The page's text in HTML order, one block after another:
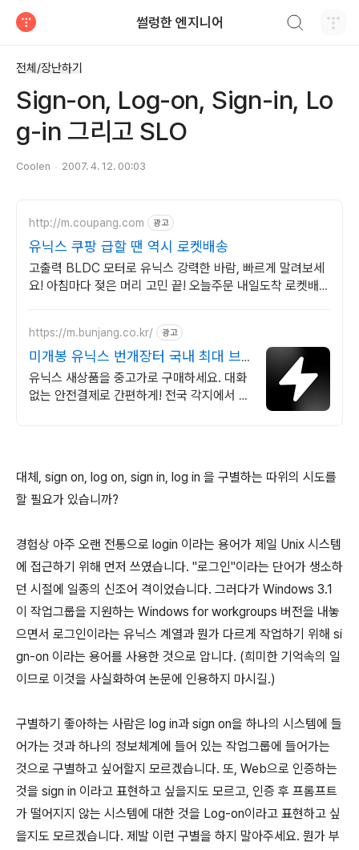
썰렁한 엔지니어
전체/장난하기
Sign-on, Log-on, Sign-in, Lo
g-in 그리고 SLO
Coolen 2007. 4. 12. 00:03
http://m.coupang.com 광고
유닉스 쿠팡 급할 땐 역시 로켓배송
고출력 BLDC 모터로 유닉스 강력한 바람, 빠르게 말려보세
요! 아침마다 젖은 머리 고민 끝! 오늘주문 내일도착 로켓배송
https://m.bunjang.co.kr/ 광고
미개봉 유닉스 번개장터 국내 최대 브
랜드 중고거래
유닉스 새상품을 중고가로 구매하세요. 대화
없는 안전결제로 간편하게! 전국 각지에서 올
대체, sign on, log on, sign in, log in 을 구별하는 따위의 시도를
할 필요가 있습니까?
경험상 아주 오랜 전통으로 login 이라는 용어가 제일 Unix 시스템
에 접근하기 위해 먼저 쓰였습니다. "로그인"이라는 단어가 생소하
던 시절에 일종의 신조어 격이었습니다. 그러다가 Windows 3.1
이 작업그룹을 지원하는 Windows for workgroups 버전을 내놓
으면서 로그인이라는 유닉스 계열과 뭔가 다르게 작업하기 위해 si
gn-on 이라는 용어를 사용한 것으로 압니다. (희미한 기억속의 일
이므로 이것을 사실화하여 논문에 인용하지 마시길.)
구별하기 좋아하는 사람은 log in과 sign on을 하나의 시스템에 들
어가는 것과 하나의 정보체계에 들어 있는 작업그룹에 들어가는
것으로 구별하고 싶어할지 모르겠습니다. 또, Web으로 인증하는
것을 sign in 이라고 표현하고 싶을지도 모르고, 인증 후 프롬프트
가 떨어지지 않는 시스템에 대한 것을 Log-on이라고 표현하고 싶
을지도 모르겠습니다. 제발 이런 구별을 하지 말아주세요. 뭔가 부